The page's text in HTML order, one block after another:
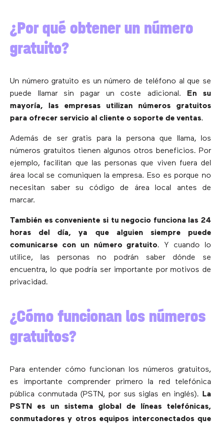
¿Por qué obtener un número
gratuito?
Un número gratuito es un número de teléfono al que se
puede llamar sin pagar un coste adicional.
En su
mayoría, las empresas utilizan números gratuitos
para ofrecer servicio al cliente o soporte de ventas.
Además de ser gratis para la persona que llama, los
números gratuitos tienen algunos otros beneficios. Por
ejemplo, facilitan que las personas que viven fuera del
área local se comuniquen la empresa. Eso es porque no
necesitan saber su código de área local antes de
marcar.
También es conveniente si tu negocio funciona las 24
horas del día, ya que alguien siempre puede
comunicarse con un número gratuito. Y cuando lo
utilice, las personas no podrán saber dónde se
encuentra, lo que podría ser importante por motivos de
privacidad.
¿Cómo funcionan los números
gratuitos?
Para entender cómo funcionan los números gratuitos,
es importante comprender primero la red telefónica
pública conmutada (PSTN, por sus siglas en inglés).
La
PSTN es un sistema global de líneas telefónicas,
conmutadores y otros equipos interconectados que